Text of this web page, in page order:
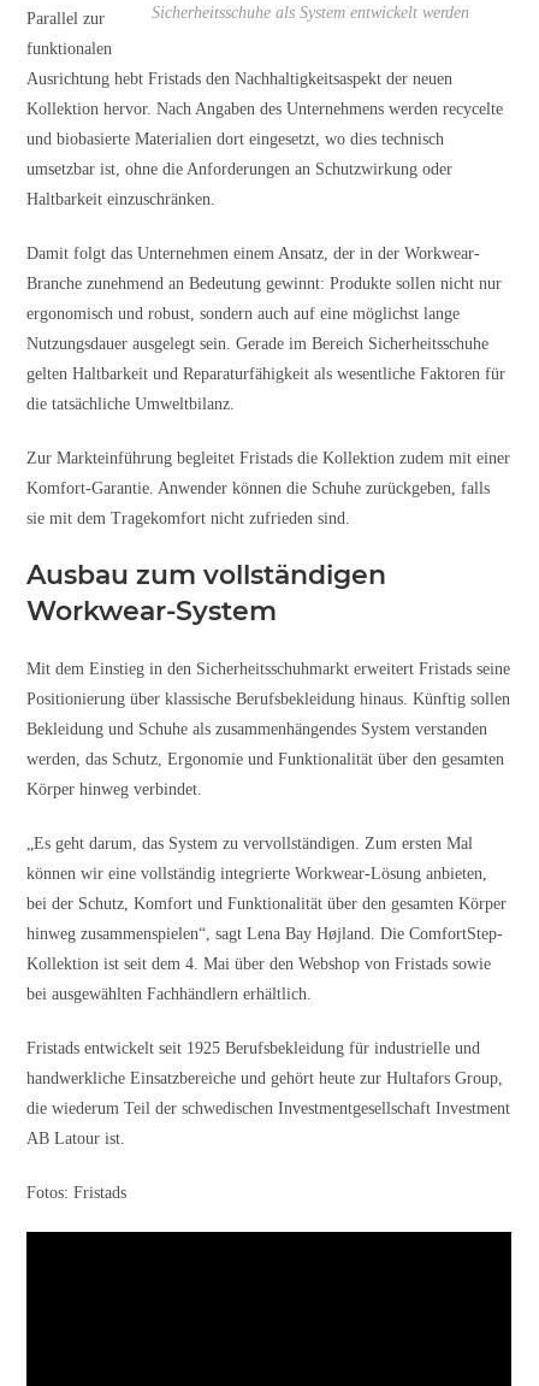
Sicherheitsschuhe als System entwickelt werden
Parallel zur
funktionalen
Ausrichtung hebt Fristads den Nachhaltigkeitsaspekt der neuen
Kollektion hervor. Nach Angaben des Unternehmens werden recycelte
und biobasierte Materialien dort eingesetzt, wo dies technisch
umsetzbar ist, ohne die Anforderungen an Schutzwirkung oder
Haltbarkeit einzuschränken.
Damit folgt das Unternehmen einem Ansatz, der in der Workwear-
Branche zunehmend an Bedeutung gewinnt: Produkte sollen nicht nur
ergonomisch und robust, sondern auch auf eine möglichst lange
Nutzungsdauer ausgelegt sein. Gerade im Bereich Sicherheitsschuhe
gelten Haltbarkeit und Reparaturfähigkeit als wesentliche Faktoren für
die tatsächliche Umweltbilanz.
Zur Markteinführung begleitet Fristads die Kollektion zudem mit einer
Komfort-Garantie. Anwender können die Schuhe zurückgeben, falls
sie mit dem Tragekomfort nicht zufrieden sind.
Ausbau zum vollständigen
Workwear-System
Mit dem Einstieg in den Sicherheitsschuhmarkt erweitert Fristads seine
Positionierung über klassische Berufsbekleidung hinaus. Künftig sollen
Bekleidung und Schuhe als zusammenhängendes System verstanden
werden, das Schutz, Ergonomie und Funktionalität über den gesamten
Körper hinweg verbindet.
„Es geht darum, das System zu vervollständigen. Zum ersten Mal
können wir eine vollständig integrierte Workwear-Lösung anbieten,
bei der Schutz, Komfort und Funktionalität über den gesamten Körper
hinweg zusammenspielen“, sagt Lena Bay Højland. Die ComfortStep-
Kollektion ist seit dem 4. Mai über den Webshop von Fristads sowie
bei ausgewählten Fachhändlern erhältlich.
Fristads entwickelt seit 1925 Berufsbekleidung für industrielle und
handwerkliche Einsatzbereiche und gehört heute zur Hultafors Group,
die wiederum Teil der schwedischen Investmentgesellschaft Investment
AB Latour ist.
Fotos: Fristads